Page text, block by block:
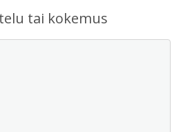
tai kokemus